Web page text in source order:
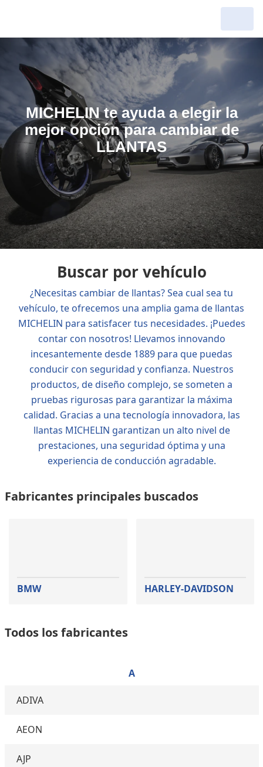
MICHELIN te ayuda a elegir la
mejor opción para cambiar de
LLANTAS
Buscar por vehículo
¿Necesitas cambiar de llantas? Sea cual sea tu
vehículo, te ofrecemos una amplia gama de llantas
MICHELIN para satisfacer tus necesidades. ¡Puedes
contar con nosotros! Llevamos innovando
incesantemente desde 1889 para que puedas
conducir con seguridad y confianza. Nuestros
productos, de diseño complejo, se someten a
pruebas rigurosas para garantizar la máxima
calidad. Gracias a una tecnología innovadora, las
llantas MICHELIN garantizan un alto nivel de
prestaciones, una seguridad óptima y una
experiencia de conducción agradable.
Fabricantes principales buscados
BMW HARLEY-DAVIDSON
Todos los fabricantes
A
ADIVA
AEON
AJP